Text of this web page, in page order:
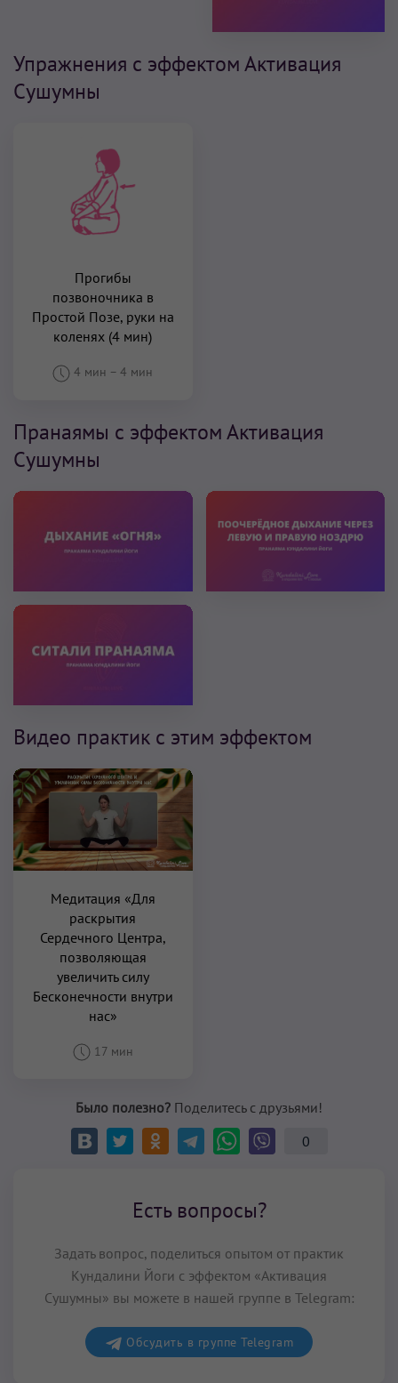
Упражнения с эффектом Активация
Сушумны
Прогибы
позвоночника в
Простой Позе, руки на
коленях (4 мин)
4 мин –4 мин
Пранаямы с эффектом Активация
Сушумны
Видео практик с этим эффектом
Медитация «Для
раскрытия
Сердечного Центра,
позволяющая
увеличить силу
Бесконечности внутри
нас»
17 мин
Было полезно? Поделитесь с друзьями!
0
Есть вопросы?
Задать вопрос, поделиться опытом от практик
Кундалини Йоги с эффектом «Активация
Сушумны» вы можете в нашей группе в Telegram:
Обсудить в группе Telegram